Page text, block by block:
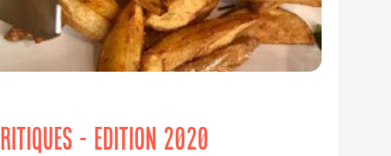
- EDITION 2020